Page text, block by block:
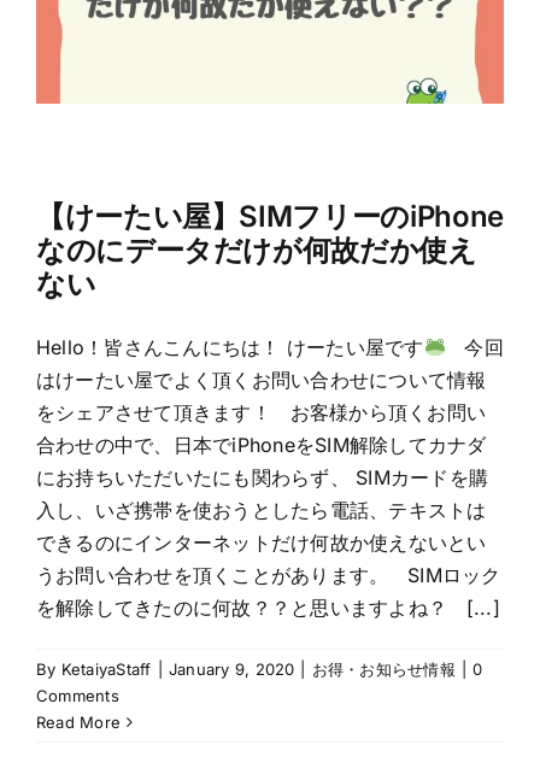
【けーたい屋】SIMフリーのiPhone
なのにデータだけが何故だか使え
ない
Hello！皆さんこんにちは！ けーたい屋です
今回
はけーたい屋でよく頂くお問い合わせについて情報
をシェアさせて頂きます！ お客様から頂くお問い
合わせの中で、日本でiPhoneをSIM解除してカナダ
にお持ちいただいたにも関わらず、 SIMカードを購
入し、いざ携帯を使おうとしたら電話、テキストは
できるのにインターネットだけ何故か使えないとい
うお問い合わせを頂くことがあります。 SIMロック
を解除してきたのに何故？？と思いますよね？ [...]
By KetaiyaStaff January 9, 2020 お得・お知らせ情報
0
Comments
Read More